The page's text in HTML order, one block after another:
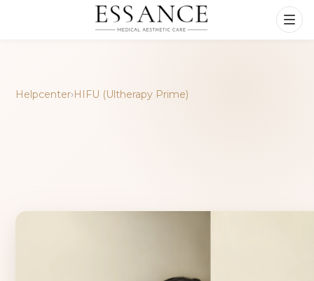
Helpcenter›HIFU (Ultherapy Prime)